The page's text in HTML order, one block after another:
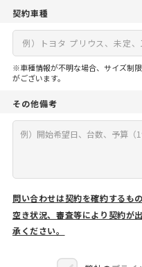
契約車種
※車種情報が不明な場合、サイズ制
がございます。
その他備考
問い合わせは契約を確約するも
空き状況、審査等により契約が
承ください。